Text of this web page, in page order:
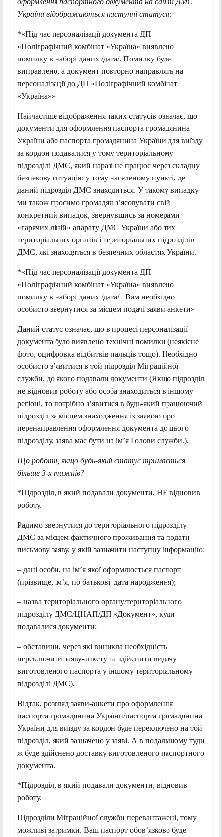
оформлення паспортного документа на сайті ДМС
України відображаються наступні статуси:
*«Під час персоналізації документа ДП
«Поліграфічний комбінат «Україна» виявлено
помилку в наборі даних /дата/. Помилку буде
виправлено, а документ повторно направлять на
персоналізації до ДП «Поліграфічний комбінат
«Україна»»
Найчастіше відображення таких статусів означає, що
документи для оформлення паспорта громадянина
України або паспорта громадянина України для виїзду
за кордон подавалися у тому територіальному
підрозділі ДМС, який наразі не працює через складну
безпекову ситуацію у тому населеному пункті, де
даний підрозділ ДМС знаходиться. У такому випадку
ми також просимо громадян з’ясовувати свій
конкретний випадок, звернувшись за номерами
«гарячих ліній» апарату ДМС України або тих
територіальних органів і територіальних підрозділів
ДМС, які знаходяться в безпечних областях України.
*«Під час персоналізації документа ДП
«Поліграфічний комбінат «Україна» виявлено
помилку в наборі даних /дата/ . Вам необхідно
особисто звернутися за місцем подачі заяви-анкети»
Даний статус означає, що в процесі персоналізації
документа було виявлено технічні помилки (неякісне
фото, оцифровка відбитків пальців тощо). Необхідно
особисто з’явитися в той підрозділ Міграційної
служби, до якого подавали документи (Якщо підрозділ
не відновив роботу або особа знаходиться в іншому
регіоні, то потрібно з’явитися в будь-який працюючий
підрозділ за місцем знаходження із заявою про
перенаправлення оформлення документа до цього
підрозділу, заява має бути на ім’я Голови служби.).
Що роботи, якщо будь-який статус тримається
більше 3-х тижнів?
*Підрозділ, в який подавали документи, НЕ відновив
роботу.
Радимо звернутися до територіального підрозділу
ДМС за місцем фактичного проживання та подати
письмову заяву, у якій зазначити наступну інформацію:
– дані особи, на ім’я якої оформлюється паспорт
(прізвище, ім’я, по батькові, дата народження);
– назва територіального органу/територіального
підрозділу ДМС/ЦНАП/ДП «Документ», куди
подавалися документи;
– обставини, через які виникла необхідність
переключити заяву-анкету та здійснити видачу
виготовленого паспорта у іншому територіальному
підрозділі ДМС).
Відтак, розгляд заяви-анкети про оформлення
паспорта громадянина України/паспорта громадянина
України для виїзду за кордон буде переключено на той
підрозділ, який зазначено у заяві. А в подальшому туди
ж буде здійснено доставку виготовленого паспортного
документа.
*Підрозділ, в який подавали документи, відновив
роботу.
Підрозділи Міграційної служби перевантажені, тому
можливі затримки. Ваш паспорт обов’язково буде